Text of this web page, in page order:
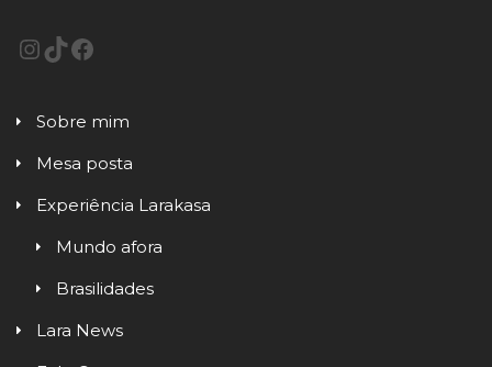
Sobre mim
Mesa posta
Experiência Larakasa
Mundo afora
Brasilidades
Lara News